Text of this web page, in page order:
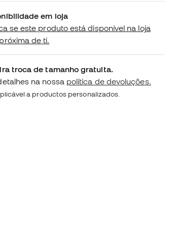
em loja
se este produto está disponível na loja
de ti.
troca de tamanho gratuita.
na nossa política de devoluções.
a productos personalizados.